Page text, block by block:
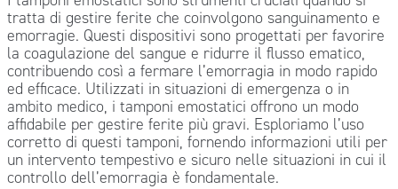
tratta di gestire ferite che coinvolgono sanguinamento e
emorragie. Questi dispositivi sono progettati per favorire
la coagulazione del sangue e ridurre il flusso ematico,
contribuendo così a fermare l’emorragia in modo rapido
ed efficace. Utilizzati in situazioni di emergenza o in
ambito medico, i tamponi emostatici offrono un modo
affidabile per gestire ferite più gravi. Esploriamo l’uso
corretto di questi tamponi, fornendo informazioni utili per
un intervento tempestivo e sicuro nelle situazioni in cui il
controllo dell’emorragia è fondamentale.